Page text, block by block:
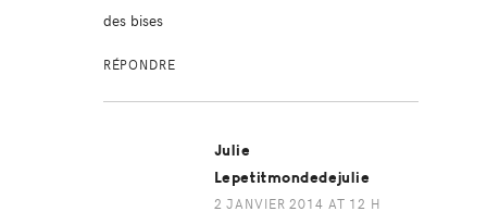
des bises
RÉPONDRE
Julie
Lepetitmondedejulie
2 JANVIER 2014 AT 12 H